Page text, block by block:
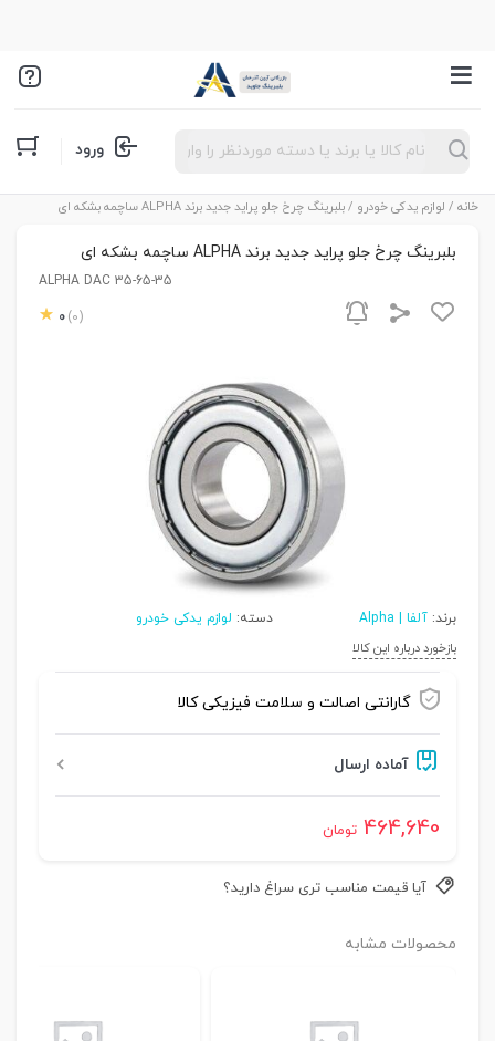
Products
search ورود
خانه / لوازم یدکی خودرو / بلبرینگ چرخ جلو پراید جدید برند ALPHA ساچمه بشکه ای
بلبرینگ چرخ جلو پراید جدید برند ALPHA ساچمه بشکه ای
ALPHA DAC 35-65-35
0 (0)
برند: آلفا | Alpha دسته: لوازم یدکی خودرو
بازخورد درباره این کالا
گارانتی اصالت و سلامت فیزیکی کالا
آماده ارسال
464,640 تومان
آیا قیمت مناسب تری سراغ دارید؟
محصولات مشابه